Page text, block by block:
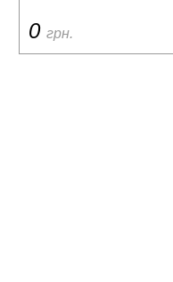
0 грн.